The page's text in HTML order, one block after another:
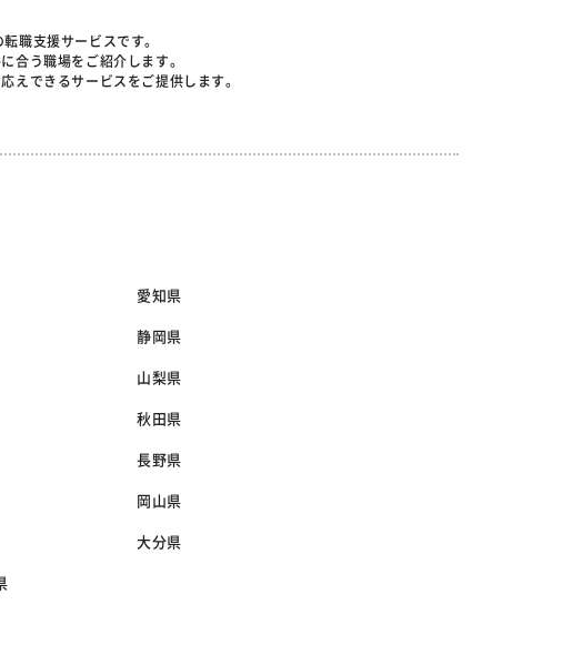
職支援サービスです。
合う職場をご紹介します。
えできるサービスをご提供します。
愛知県
静岡県
山梨県
秋田県
長野県
岡山県
大分県